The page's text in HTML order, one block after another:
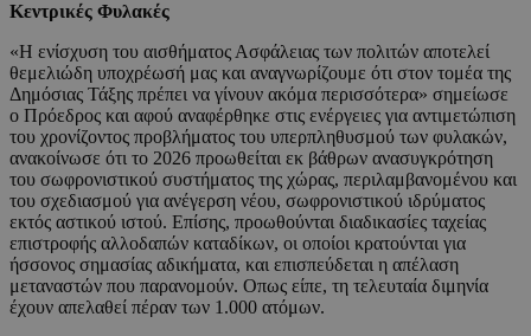
Κεντρικές Φυλακές
«Η ενίσχυση του αισθήματος Ασφάλειας των πολιτών αποτελεί
θεμελιώδη υποχρέωσή μας και αναγνωρίζουμε ότι στον τομέα της
Δημόσιας Τάξης πρέπει να γίνουν ακόμα περισσότερα» σημείωσε
ο Πρόεδρος και αφού αναφέρθηκε στις ενέργειες για αντιμετώπιση
του χρονίζοντος προβλήματος του υπερπληθυσμού των φυλακών,
ανακοίνωσε ότι το 2026 προωθείται εκ βάθρων ανασυγκρότηση
του σωφρονιστικού συστήματος της χώρας, περιλαμβανομένου και
του σχεδιασμού για ανέγερση νέου, σωφρονιστικού ιδρύματος
εκτός αστικού ιστού. Επίσης, προωθούνται διαδικασίες ταχείας
επιστροφής αλλοδαπών καταδίκων, οι οποίοι κρατούνται για
ήσσονος σημασίας αδικήματα, και επισπεύδεται η απέλαση
μεταναστών που παρανομούν. Οπως είπε, τη τελευταία διμηνία
έχουν απελαθεί πέραν των 1.000 ατόμων.